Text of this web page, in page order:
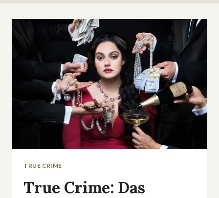
TRUE CRIME
True Crime: Das